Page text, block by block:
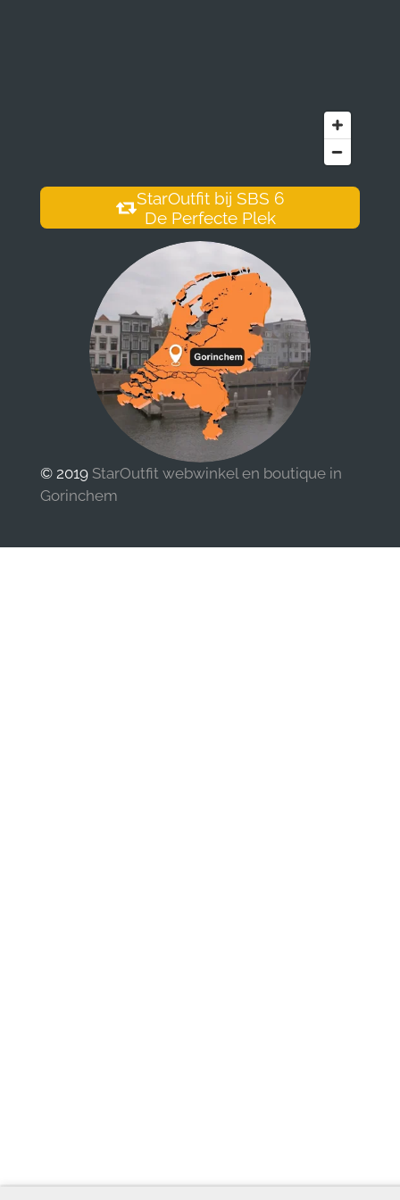
StarOutfit bij SBS 6
De Perfecte Plek
© 2019 StarOutfit webwinkel en boutique in
Gorinchem